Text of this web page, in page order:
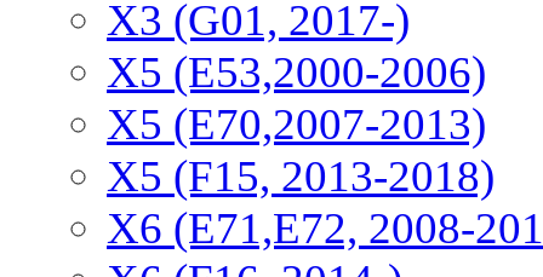
X3 (G01, 2017-)
X5 (E53,2000-2006)
X5 (E70,2007-2013)
X5 (F15, 2013-2018)
X6 (E71,E72, 2008-